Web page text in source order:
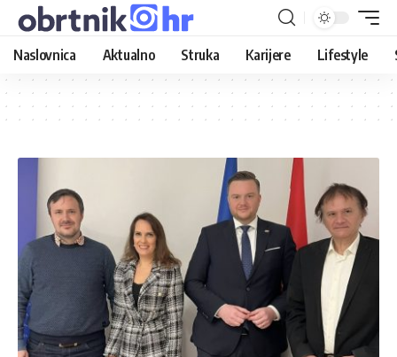
Naslovnica Aktualno Struka Karijere Lifestyle